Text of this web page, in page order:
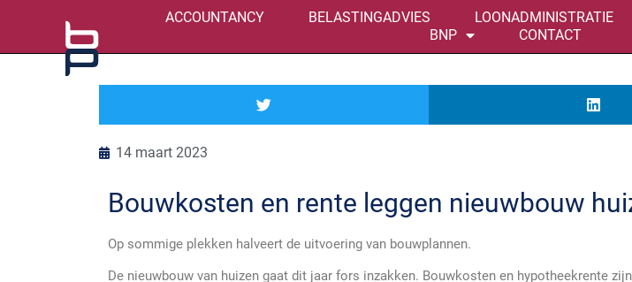
ACCOUNTANCY BELASTINGADVIES LOONADMINISTRATIE
BNP
CONTACT
14 maart 2023
Bouwkosten en rente leggen nieuwbouw
Op sommige plekken halveert de uitvoering van bouwplannen.
De nieuwbouw van huizen gaat dit jaar fors inzakken. Bouwkosten en hypotheekrente